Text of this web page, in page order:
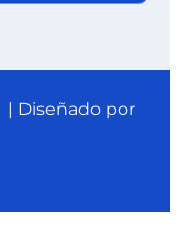
Diseñado por